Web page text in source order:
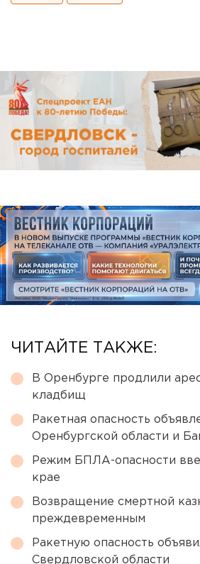
ЧИТАЙТЕ ТАКЖЕ:
В Оренбурге продлили
кладбищ
Ракетная опасность
Оренбургской области и
Режим БПЛА-опасности
крае
Возвращение смертной
преждевременным
Ракетную опасность
Свердловской области